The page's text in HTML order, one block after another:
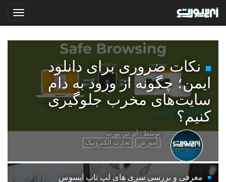
نکات ضروری برای دانلود
ایمن؛ چگونه از ورود به دام
سایت‌های مخرب جلوگیری
کنیم؟
توسط : آی تی پورت
آموزش
تجارت الکترونیک
معرفی و بررسی سری های لپ تاپ ایسوس